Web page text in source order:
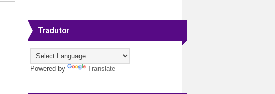
Tradutor
Powered by Translate